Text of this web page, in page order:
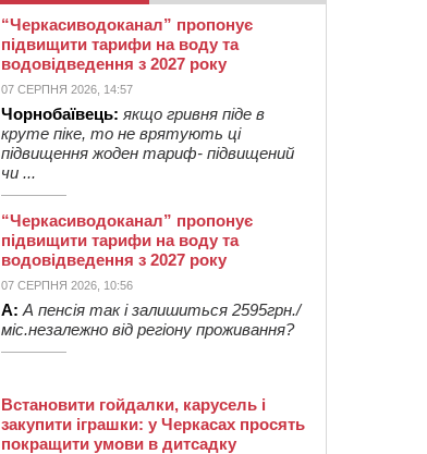
“Черкасиводоканал” пропонує
підвищити тарифи на воду та
водовідведення з 2027 року
07 СЕРПНЯ 2026, 14:57
Чорнобаївець: якщо гривня піде в
круте піке, то не врятують ці
підвищення жоден тариф- підвищений
чи ...
“Черкасиводоканал” пропонує
підвищити тарифи на воду та
водовідведення з 2027 року
07 СЕРПНЯ 2026, 10:56
А: А пенсія так і залишиться 2595грн./
міс.незалежно від регіону проживання?
Встановити гойдалки, карусель і
закупити іграшки: у Черкасах просять
покращити умови в дитсадку